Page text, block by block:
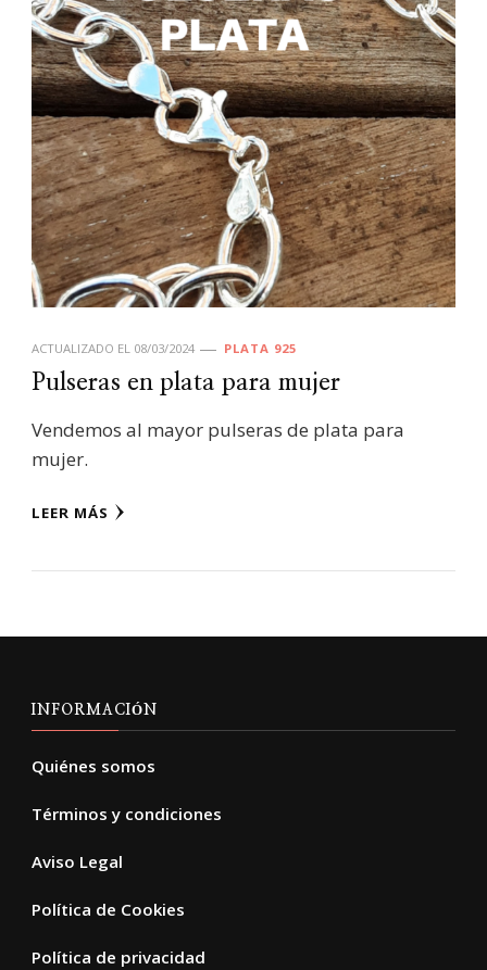
ACTUALIZADO EL 08/03/2024 PLATA 925
Pulseras en plata para mujer
Vendemos al mayor pulseras de plata para
mujer.
LEER MÁS
INFORMACIÓN
Quiénes somos
Términos y condiciones
Aviso Legal
Política de Cookies
Política de privacidad